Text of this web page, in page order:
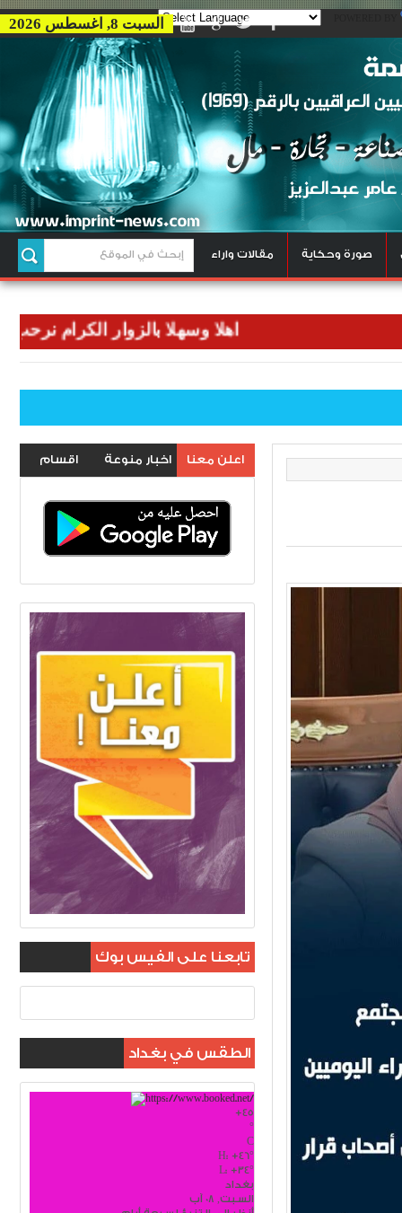
السبت 8, اغسطس 2026
صورة وحكاية مقالات واراء
اهلا وسهلا بالزوار الكرام نرحب بكم
اعلن معنا اخبار منوعة
اقسام
تابعنا على الفيس بوك
الطقس في بغداد
+45
°
C
H: +46°
L: +34°
بغداد
السبت, 08 آب